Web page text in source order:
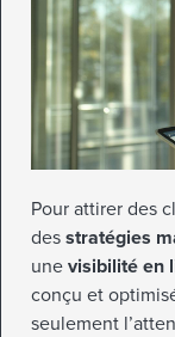
Pour attirer des
des stratégies
une visibilité en
conçu et
seulement